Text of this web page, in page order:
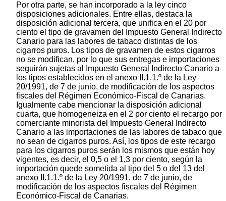
Por otra parte, se han incorporado a la ley cinco
disposiciones adicionales. Entre ellas, destaca la
disposición adicional tercera, que unifica en el 20 por
ciento el tipo de gravamen del Impuesto General Indirecto
Canario para las labores de tabaco distintas de los
cigarros puros. Los tipos de gravamen de estos cigarros
no se modifican, por lo que sus entregas e importaciones
seguirán sujetas al Impuesto General Indirecto Canario a
los tipos establecidos en el anexo II.1.1.º de la Ley
20/1991, de 7 de junio, de modificación de los aspectos
fiscales del Régimen Económico-Fiscal de Canarias.
Igualmente cabe mencionar la disposición adicional
cuarta, que homogeneiza en el 2 por ciento el recargo por
comerciante minorista del Impuesto General Indirecto
Canario a las importaciones de las labores de tabaco que
no sean de cigarros puros. Así, los tipos de este recargo
para los cigarros puros serán los mismos que están hoy
vigentes, es decir, el 0,5 o el 1,3 por ciento, según la
importación quede sometida al tipo del 5 o del 13 del
anexo II.1.1.º de la Ley 20/1991, de 7 de junio, de
modificación de los aspectos fiscales del Régimen
Económico-Fiscal de Canarias.